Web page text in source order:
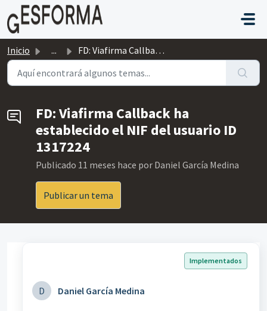
Saltar al contenido principal
Inicio ... FD: Viafirma Callback ha establecido el NIF del usuario I...
FD: Viafirma Callback ha
establecido el NIF del usuario ID
1317224
Publicado 11 meses hace por Daniel García Medina
Publicar un tema
Implementados
D Daniel García Medina